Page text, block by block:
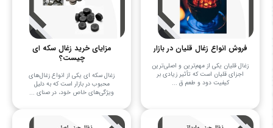
فروش انواع زغال قلیان در بازار
زغال قلیان یکی از مهم‌ترین و اصلی‌ترین
اجزای قلیان است که تأثیر زیادی بر
کیفیت دود و طعم ق ...
مزایای خرید زغال سکه ای
چیست؟
زغال سکه ای یکی از انواع زغال‌های
محبوب در بازار است که به دلیل
ویژگی‌های خاص خود، در صنای ...